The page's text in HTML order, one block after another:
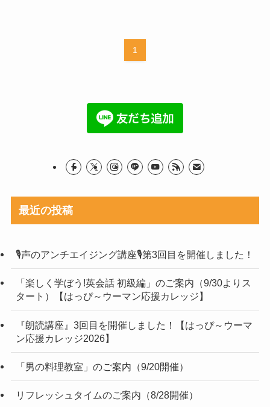
1
最近の投稿
🎙声のアンチエイジング講座🎙第3回目を開催しました！
「楽しく学ぼう!英会話 初級編」のご案内（9/30よりス
タート）【はっぴ～ウーマン応援カレッジ】
『朗読講座』3回目を開催しました！【はっぴ～ウーマ
ン応援カレッジ2026】
「男の料理教室」のご案内（9/20開催）
リフレッシュタイムのご案内（8/28開催）